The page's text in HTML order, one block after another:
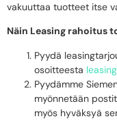
vakuuttaa tuotteet itse
Näin Leasing rahoitus
Pyydä
osoitteesta
Pyydämme
myönnetään
myös hyväksyä